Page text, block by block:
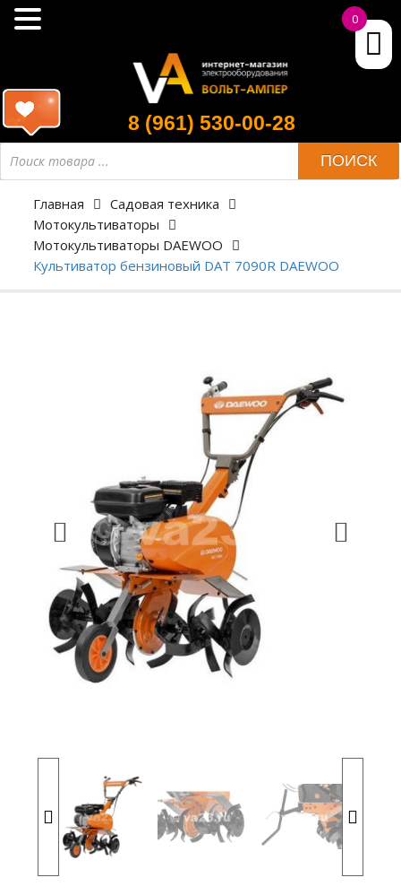
8 (961) 530-00-28
ПОИСК
Главная
Садовая техника
Мотокультиваторы
Мотокультиваторы DAEWOO
Культиватор бензиновый DAT 7090R DAEWOO
0